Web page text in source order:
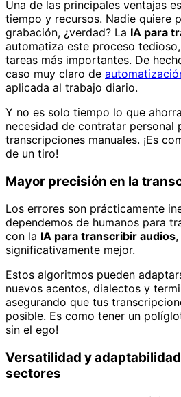
Una de las principales ventajas
tiempo y recursos. Nadie quiere
grabación, ¿verdad? La IA para
automatiza este proceso
tareas más importantes. De
caso muy claro de
aplicada al trabajo diario.
Y no es solo tiempo lo que
necesidad de contratar personal
transcripciones manuales. ¡Es
de un tiro!
Mayor precisión en la
Los errores son prácticamente
dependemos de humanos para
con la IA para transcribir audios
significativamente mejor.
Estos algoritmos pueden
nuevos acentos, dialectos y
asegurando que tus
posible. Es como tener un
sin el ego!
Versatilidad y
sectores